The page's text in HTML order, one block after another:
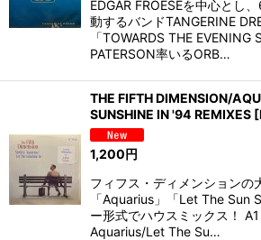
EDGAR FROESEを中心とし
動するバンドTANGERINE
「TOWARDS THE EVENING
PATERSON率いるORB…
THE FIFTH DIMENSION/
SUNSHINE IN '94 REMIXES [
1,200円
フィフス・ディメンションの
「Aquarius」「Let The Sun
ー形式でハウスミックス！
Aquarius/Let The Su…